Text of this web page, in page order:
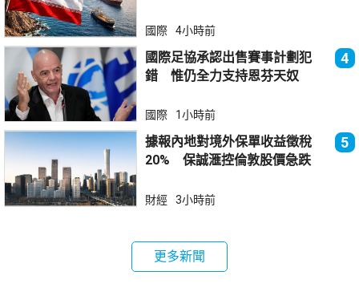
國際 4小時前
國際足協承認出售賽事計劃犯
錯 惟仍全力支持恩芬天奴
4
國際 1小時前
據報內地對境外保單收益徵稅
20% 保誠滙控倫敦股價急跌
5
財經 3小時前
更多新聞